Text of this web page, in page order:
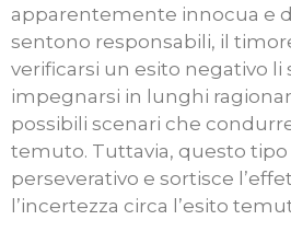
apparentemente innocua e
sentono responsabili, il
verificarsi un esito negativo li
impegnarsi in lunghi
possibili scenari che
temuto. Tuttavia, questo
perseverativo e sortisce
l’incertezza circa l’esito